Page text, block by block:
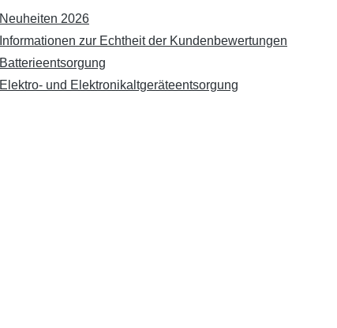
Neuheiten 2026
Informationen zur Echtheit der Kundenbewertungen
Batterieentsorgung
Elektro- und Elektronikaltgeräteentsorgung